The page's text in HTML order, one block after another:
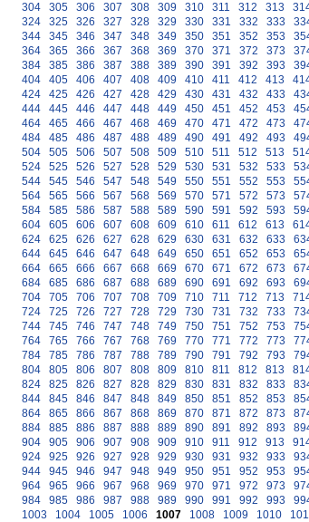
304
305 306 307 308 309 310 311 312 313
324
325 326 327 328 329 330 331 332 333
344
345 346 347 348 349 350 351 352 353
364
365 366 367 368 369 370 371 372 373
384
385 386 387 388 389 390 391 392 393
404
405 406 407 408 409 410 411 412 413
424
425 426 427 428 429 430 431 432 433
444
445 446 447 448 449 450 451 452 453
464
465 466 467 468 469 470 471 472 473
484
485 486 487 488 489 490 491 492 493
504
505 506 507 508 509 510 511 512 513
524
525 526 527 528 529 530 531 532 533
544
545 546 547 548 549 550 551 552 553
564
565 566 567 568 569 570 571 572 573
584
585 586 587 588 589 590 591 592 593
604
605 606 607 608 609 610 611 612 613
624
625 626 627 628 629 630 631 632 633
644
645 646 647 648 649 650 651 652 653
664
665 666 667 668 669 670 671 672 673
684
685 686 687 688 689 690 691 692 693
704
705 706 707 708 709 710 711 712 713
724
725 726 727 728 729 730 731 732 733
744
745 746 747 748 749 750 751 752 753
764
765 766 767 768 769 770 771 772 773
784
785 786 787 788 789 790 791 792 793
804
805 806 807 808 809 810 811 812 813
824
825 826 827 828 829 830 831 832 833
844
845 846 847 848 849 850 851 852 853
864
865 866 867 868 869 870 871 872 873
884
885 886 887 888 889 890 891 892 893
904
905 906 907 908 909 910 911 912 913
924
925 926 927 928 929 930 931 932 933
944
945 946 947 948 949 950 951 952 953
964
965 966 967 968 969 970 971 972 973
984
985 986 987 988 989 990 991 992 993
1003
1004 1005 1006 1007 1008 1009 1010